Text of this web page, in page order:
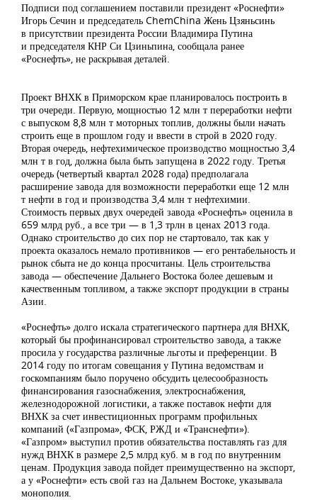
Подписи под соглашением поставили президент «Роснефти»
Игорь Сечин и председатель ChemChina Жень Цзяньсинь
в присутствии президента России Владимира Путина
и председателя КНР Си Цзиньпина, сообщала ранее
«Роснефть», не раскрывая деталей.
Проект ВНХК в Приморском крае планировалось построить в
три очереди. Первую, мощностью 12 млн т переработки нефти
с выпуском 8,8 млн т моторных топлив, должны были начать
строить еще в прошлом году и ввести в строй в 2020 году.
Вторая очередь, нефтехимическое производство мощностью 3,4
млн т в год, должна была быть запущена в 2022 году. Третья
очередь (четвертый квартал 2028 года) предполагала
расширение завода для возможности переработки еще 12 млн
т нефти в год и производства 3,4 млн т нефтехимии.
Стоимость первых двух очередей завода «Роснефть» оценила в
659 млрд руб., а все три — в 1,3 трлн в ценах 2013 года.
Однако строительство до сих пор не стартовало, так как у
проекта оказалось немало противников — его рентабельность и
рынок сбыта не до конца просчитаны. Цель строительства
завода — обеспечение Дальнего Востока более дешевым и
качественным топливом, а также экспорт продукции в страны
Азии.
«Роснефть» долго искала стратегического партнера для ВНХК,
который бы профинансировал строительство завода, а также
просила у государства различные льготы и преференции. В
2014 году по итогам совещания у Путина ведомствам и
госкомпаниям было поручено обсудить целесообразность
финансирования газоснабжения, электроснабжения,
железнодорожной логистики, а также поставок нефти для
ВНХК за счет инвестиционных программ профильных
компаний («Газпрома», ФСК, РЖД и «Транснефти»).
«Газпром» выступил против обязательства поставлять газ для
нужд ВНХК в размере 2,5 млрд куб. м в год по внутренним
ценам. Продукция завода пойдет преимущественно на экспорт,
а у «Роснефти» есть свой газ на Дальнем Востоке, указывала
монополия.